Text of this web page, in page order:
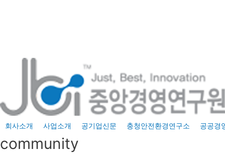
회사소개 사업소개 공기업신문 충청안전환경연구소 공공경
community